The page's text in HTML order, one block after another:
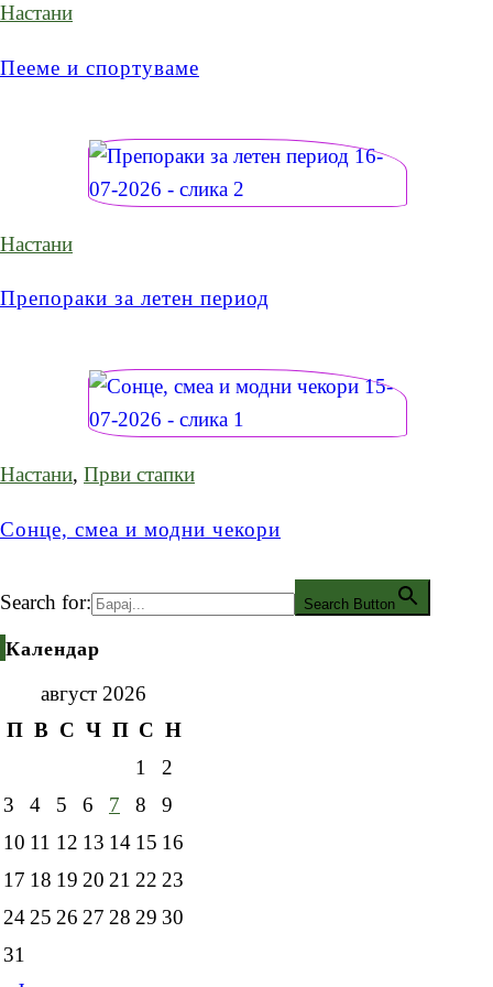
Настани
Пееме и спортуваме
Настани
Препораки за летен период
Настани, Први стапки
Сонце, смеа и модни чекори
Search for: Search Button
Календар
август 2026
П В С Ч П С Н
1
2
3
4 5 6 7 8
9
10 11 12 13 14 15 16
17 18 19 20 21 22 23
24 25 26 27 28 29 30
31